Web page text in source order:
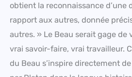
obtient la reconnaissance d’une
rapport aux autres, donnée
autres. » Le Beau serait gage de
vrai savoir-faire, vrai travailleur.
du Beau s’inspire directement